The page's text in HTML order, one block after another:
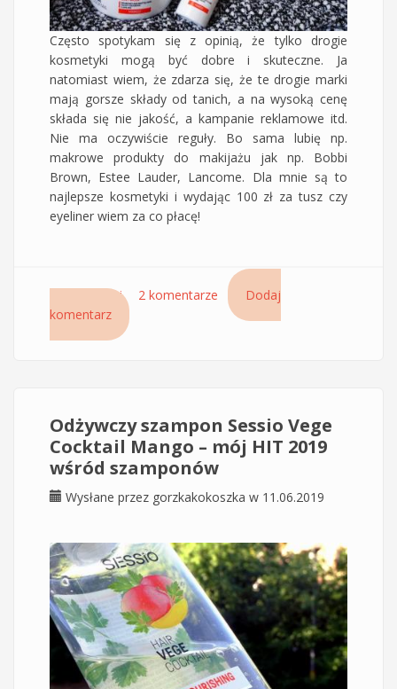
Często spotykam się z opinią, że tylko drogie
kosmetyki mogą być dobre i skuteczne. Ja
natomiast wiem, że zdarza się, że te drogie marki
mają gorsze składy od tanich, a na wysoką cenę
składa się nie jakość, a kampanie reklamowe itd.
Nie ma oczywiście reguły. Bo sama lubię np.
makrowe produkty do makijażu jak np. Bobbi
Brown, Estee Lauder, Lancome. Dla mnie są to
najlepsze kosmetyki i wydając 100 zł za tusz czy
eyeliner wiem za co płacę!
Czytaj dalejwpis Zestaw na idealne włosy; szampon,
maska, odżywka i krem BB na końce Mango
Sessio Chantal
2 komentarze
Dodaj
komentarz
Odżywczy szampon Sessio Vege
Cocktail Mango – mój HIT 2019
wśród szamponów
Wysłane przez gorzkakokoszka w 11.06.2019